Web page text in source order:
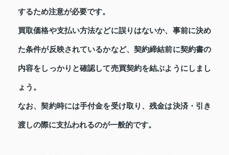
するため注意が必要です。
買取価格や支払い方法などに誤りはないか、事前に決め
た条件が反映されているかなど、契約締結前に契約書の
内容をしっかりと確認して売買契約を結ぶようにしまし
ょう。
なお、契約時には手付金を受け取り、残金は決済・引き
渡しの際に支払われるのが一般的です。